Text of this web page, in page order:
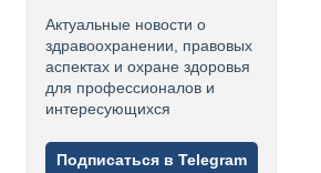
Актуальные новости о
здравоохранении, правовых
аспектах и охране здоровья
для профессионалов и
интересующихся
Подписаться в Telegram